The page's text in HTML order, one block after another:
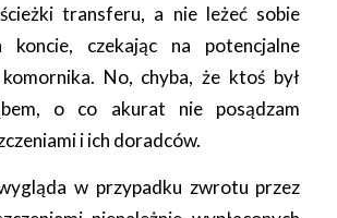
transferu, a nie leżeć sobie
koncie, czekając na potencjalne
No, chyba, że ktoś był
o co akurat nie posądzam
i ich doradców.
w przypadku zwrotu przez